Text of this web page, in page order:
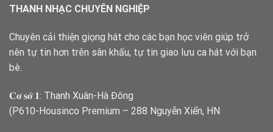
THANH NHẠC CHUYÊN NGHIỆP
Chuyên cải thiện giọng hát cho các bạn học viên giúp trở
nên tự tin hơn trên sân khấu, tự tin giao lưu ca hát với bạn
bè.
𝐂𝐨̛ 𝐬𝐨̛̉ 𝟏: Thanh Xuân-Hà Đông
(P610-Housinco Premium – 288 Nguyễn Xiển, HN